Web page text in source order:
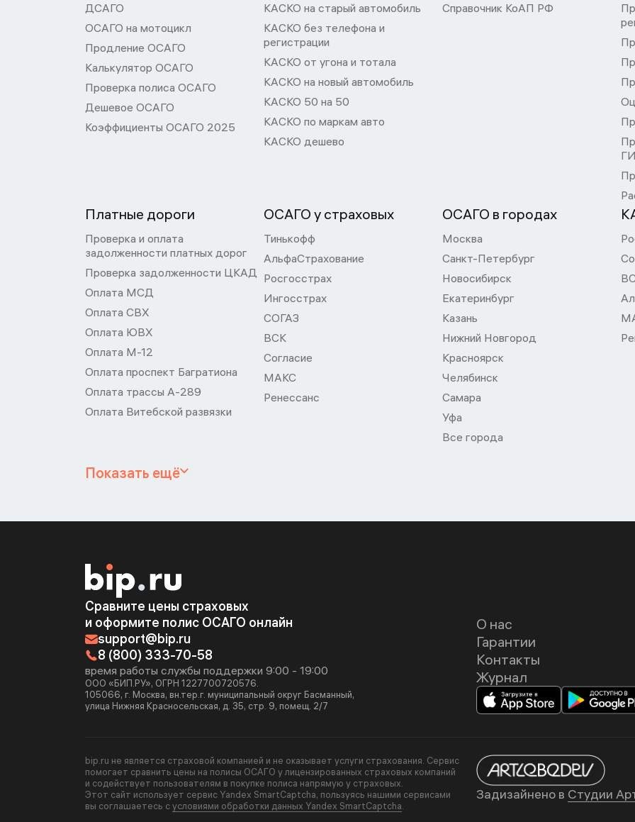
ДСАГО
ОСАГО на мотоцикл
Продление ОСАГО
Калькулятор ОСАГО
Проверка полиса ОСАГО
Дешевое ОСАГО
Коэффициенты ОСАГО 2025
КАСКО на старый автомобиль
КАСКО без телефона и
регистрации
КАСКО от угона и тотала
КАСКО на новый автомобиль
КАСКО 50 на 50
КАСКО по маркам авто
КАСКО дешево
Справочник КоАП РФ
Платные дороги
Проверка и оплата
задолженности платных дорог
Проверка задолженности ЦКАД
Оплата МСД
Оплата СВХ
Оплата ЮВХ
Оплата М-12
Оплата проспект Багратиона
Оплата трассы А-289
Оплата Витебской развязки
ОСАГО у страховых
Тинькофф
АльфаСтрахование
Росгосстрах
Ингосстрах
СОГАЗ
ВСК
Согласие
МАКС
Ренессанс
ОСАГО в городах
Москва
Санкт-Петербург
Новосибирск
Екатеринбург
Казань
Нижний Новгород
Красноярск
Челябинск
Самара
Уфа
Все города
Показать ещё
Сравните цены страховых
и оформите полис ОСАГО онлайн
support@bip.ru
8 (800) 333-70-58
время работы службы поддержки 9:00 - 19:00
ООО «БИП.РУ», ОГРН 1227700720576.
105066, г. Москва, вн.тер.г. муниципальный округ Басманный,
улица Нижняя Красносельская, д. 35, стр. 9, помещ. 2/7
О нас
Гарантии
Контакты
Журнал
bip.ru не является страховой компанией и не оказывает услуги страхования. Сервис
помогает сравнить цены на полисы ОСАГО у лицензированных страховых компаний
и содействует пользователям в покупке полиса напрямую у страховых.
Этот сайт использует сервис Yandex SmartCaptcha, пользуясь нашими сервисами
вы соглашаетесь сусловиями обработки данных Yandex SmartCaptcha
Задизайнено в Студии